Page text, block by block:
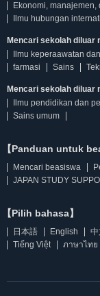
Ekonomi,
Ilmu hubungan
Mencari sekolah diluar
Ilmu keperaawatan
farmasi
Sains
Mencari sekolah diluar
Ilmu pendidikan dan
Sains umum
【Panduan untuk
Mencari beasiswa
JAPAN STUDY
【Pilih bahasa】
日本語 English 中
Tiếng Việt
ภาษาไทย